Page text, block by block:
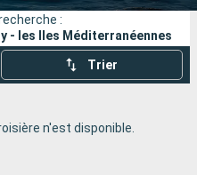
:
- les Iles Méditerranéennes
Trier
n'est disponible.